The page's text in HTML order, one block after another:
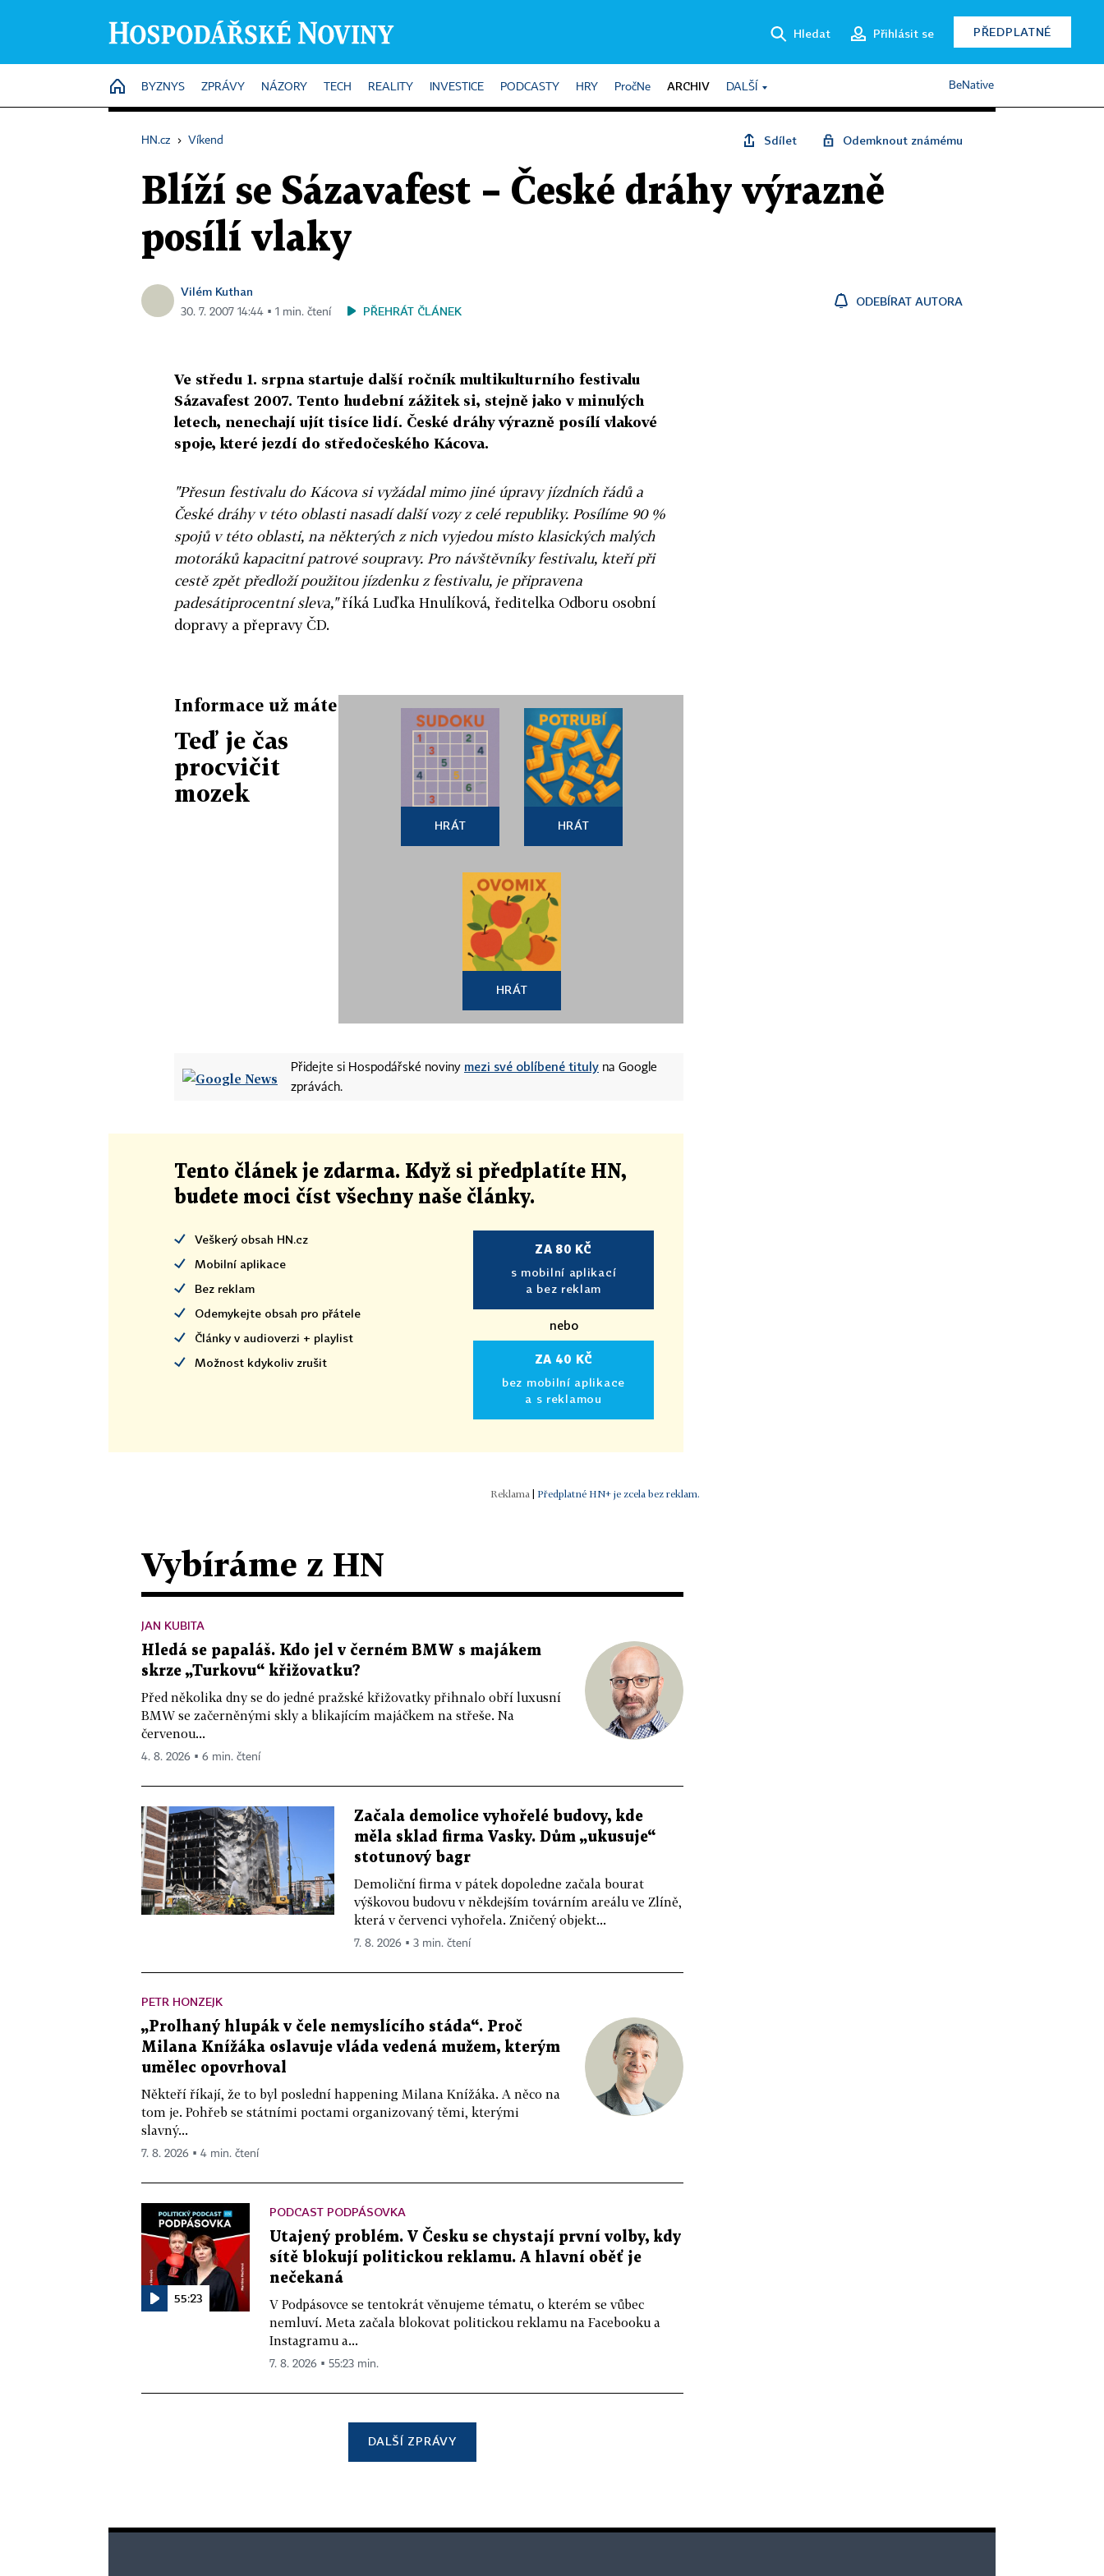
Hledat Přihlásit se PŘEDPLATNÉ
HOME
BYZNYS ZPRÁVY NÁZORY TECH REALITY INVESTICE PODCASTY HRY PročNe ARCHIV DALŠÍ BeNative
HN.cz › Víkend Sdílet Odemknout známému
Blíží se Sázavafest – České dráhy výrazně
posílí vlaky
Vilém Kuthan
30. 7. 2007 14:44 ▪ 1 min. čtení PŘEHRÁT ČLÁNEK
ODEBÍRAT AUTORA
Ve středu 1. srpna startuje další ročník multikulturního festivalu
Sázavafest 2007. Tento hudební zážitek si, stejně jako v minulých
letech, nenechají ujít tisíce lidí. České dráhy výrazně posílí vlakové
spoje, které jezdí do středočeského Kácova.
"Přesun festivalu do Kácova si vyžádal mimo jiné úpravy jízdních řádů a
České dráhy v této oblasti nasadí další vozy z celé republiky. Posílíme 90 %
spojů v této oblasti, na některých z nich vyjedou místo klasických malých
motoráků kapacitní patrové soupravy. Pro návštěvníky festivalu, kteří při
cestě zpět předloží použitou jízdenku z festivalu, je připravena
padesátiprocentní sleva,"říká Luďka Hnulíková, ředitelka Odboru osobní
dopravy a přepravy ČD.
Informace už máte
Teď je čas
procvičit
mozek
HRÁT HRÁT
HRÁT
Přidejte si Hospodářské noviny mezi své oblíbené tituly na Google
zprávách.
Tento článek je zdarma. Když si předplatíte HN,
budete moci číst všechny naše články.
Veškerý obsah HN.cz
Mobilní aplikace
Bez reklam
Odemykejte obsah pro přátele
Články v audioverzi + playlist
Možnost kdykoliv zrušit
ZA 80 KČ
s mobilní aplikací
a bez reklam
nebo
ZA 40 KČ
bez mobilní aplikace
a s reklamou
Předplatné HN+ je zcela bez reklam.
Vybíráme z HN
JAN KUBITA
Hledá se papaláš. Kdo jel v černém BMW s majákem
skrze „Turkovu“ křižovatku?
Před několika dny se do jedné pražské křižovatky přihnalo obří luxusní
BMW se začerněnými skly a blikajícím majáčkem na střeše. Na
červenou...
4. 8. 2026 ▪ 6 min. čtení
Začala demolice vyhořelé budovy, kde
měla sklad firma Vasky. Dům „ukusuje“
stotunový bagr
Demoliční firma v pátek dopoledne začala bourat
výškovou budovu v někdejším továrním areálu ve Zlíně,
která v červenci vyhořela. Zničený objekt...
7. 8. 2026 ▪ 3 min. čtení
PETR HONZEJK
„Prolhaný hlupák v čele nemyslícího stáda“. Proč
Milana Knížáka oslavuje vláda vedená mužem, kterým
umělec opovrhoval
Někteří říkají, že to byl poslední happening Milana Knížáka. A něco na
tom je. Pohřeb se státními poctami organizovaný těmi, kterými
slavný...
7. 8. 2026 ▪ 4 min. čtení
55:23
PODCAST PODPÁSOVKA
Utajený problém. V Česku se chystají první volby, kdy
sítě blokují politickou reklamu. A hlavní oběť je
nečekaná
V Podpásovce se tentokrát věnujeme tématu, o kterém se vůbec
nemluví. Meta začala blokovat politickou reklamu na Facebooku a
Instagramu a...
7. 8. 2026 ▪ 55:23 min.
DALŠÍ ZPRÁVY